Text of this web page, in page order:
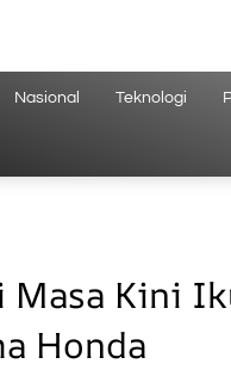
Nasional Teknologi
Masa Kini
Honda